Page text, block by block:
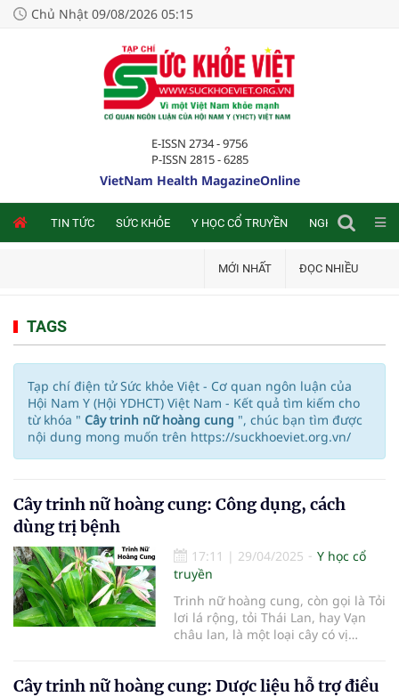
Chủ Nhật 09/08/2026 05:15
E-ISSN 2734 - 9756
P-ISSN 2815 - 6285
VietNam Health MagazineOnline
TIN TỨC SỨC KHỎE Y HỌC CỔ TRUYỀN NGHIÊN CỨU
MỚI NHẤT ĐỌC NHIỀU
TAGS
Tạp chí điện tử Sức khỏe Việt - Cơ quan ngôn luận của
Hội Nam Y (Hội YDHCT) Việt Nam - Kết quả tìm kiếm cho
từ khóa " Cây trinh nữ hoàng cung ", chúc bạn tìm được
nội dung mong muốn trên https://suckhoeviet.org.vn/
Cây trinh nữ hoàng cung: Công dụng, cách
dùng trị bệnh
17:11 | 29/04/2025
Y học cổ
truyền
Trinh nữ hoàng cung, còn gọi là Tỏi
lơi lá rộng, tỏi Thái Lan, hay Vạn
châu lan, là một loại cây có vị
không phải ai cũng biết đến. Trong
Cây trinh nữ hoàng cung: Dược liệu hỗ trợ điều